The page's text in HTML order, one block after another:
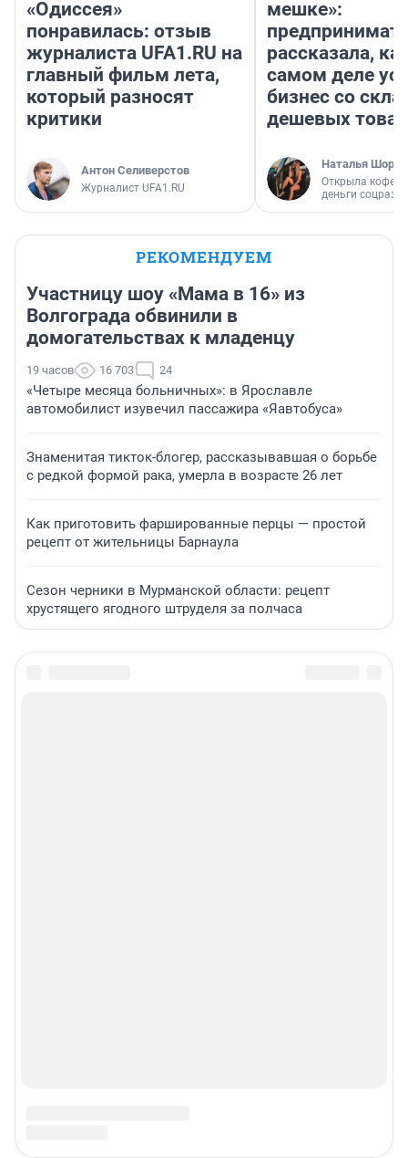
«Одиссея»
понравилась: отзыв
журналиста UFA1.RU на
главный фильм лета,
который разносят
критики
Антон Селиверстов
Журналист UFA1.RU
мешке»:
рассказала,
самом деле
бизнес со
дешевых
Наталья
Открыла
деньги
РЕКОМЕНДУЕМ
Участницу шоу «Мама в 16» из
Волгограда обвинили в
домогательствах к младенцу
19 часов 16 703 24
«Четыре месяца больничных»: в Ярославле
автомобилист изувечил пассажира «Яавтобуса»
Знаменитая тикток-блогер, рассказывавшая о борьбе
с редкой формой рака, умерла в возрасте 26 лет
Как приготовить фаршированные перцы — простой
рецепт от жительницы Барнаула
Сезон черники в Мурманской области: рецепт
хрустящего ягодного штруделя за полчаса